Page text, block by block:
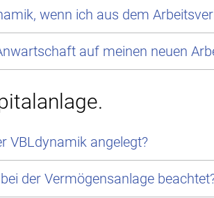
wenn ich aus dem
auf meinen neuen
VBLdynamik angelegt?
der Vermögensanlage